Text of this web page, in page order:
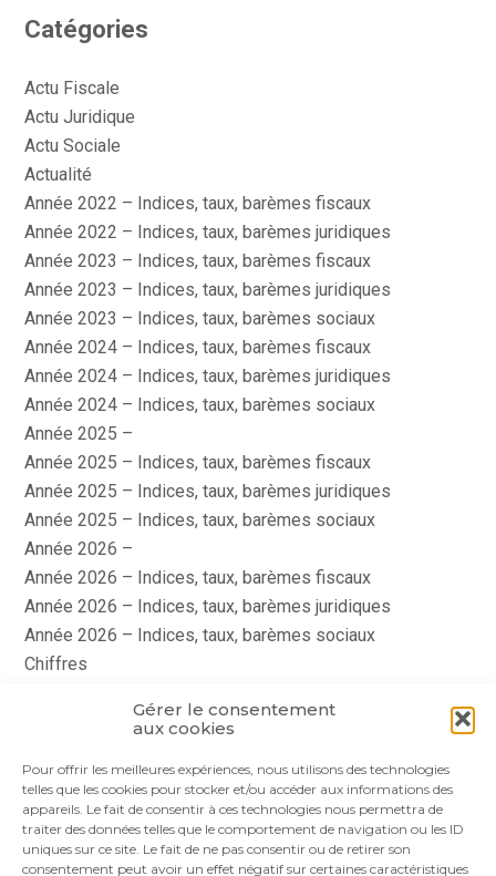
Gérer le consentement
aux cookies
Pour offrir les meilleures expériences, nous utilisons des technologies
telles que les cookies pour stocker et/ou accéder aux informations des
appareils. Le fait de consentir à ces technologies nous permettra de
traiter des données telles que le comportement de navigation ou les ID
uniques sur ce site. Le fait de ne pas consentir ou de retirer son
consentement peut avoir un effet négatif sur certaines caractéristiques
Catégories
Actu Fiscale
Actu Juridique
Actu Sociale
Actualité
Année 2022 – Indices, taux, barèmes fiscaux
Année 2022 – Indices, taux, barèmes juridiques
Année 2023 – Indices, taux, barèmes fiscaux
Année 2023 – Indices, taux, barèmes juridiques
Année 2023 – Indices, taux, barèmes sociaux
Année 2024 – Indices, taux, barèmes fiscaux
Année 2024 – Indices, taux, barèmes juridiques
Année 2024 – Indices, taux, barèmes sociaux
Année 2025 –
Année 2025 – Indices, taux, barèmes fiscaux
Année 2025 – Indices, taux, barèmes juridiques
Année 2025 – Indices, taux, barèmes sociaux
Année 2026 –
Année 2026 – Indices, taux, barèmes fiscaux
Année 2026 – Indices, taux, barèmes juridiques
Année 2026 – Indices, taux, barèmes sociaux
Chiffres
Le coin du dirigeant